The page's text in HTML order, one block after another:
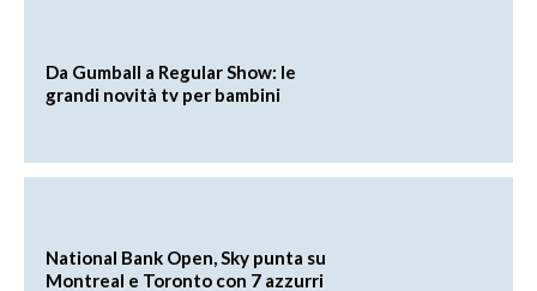
Da Gumball a Regular Show: le
grandi novità tv per bambini
National Bank Open, Sky punta su
Montreal e Toronto con 7 azzurri